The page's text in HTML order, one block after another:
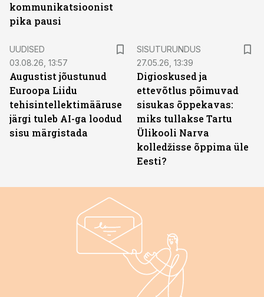
kommunikatsioonist
pika pausi
UUDISED
03.08.26, 13:57
Augustist jõustunud
Euroopa Liidu
tehisintellektimääruse
järgi tuleb AI-ga loodud
sisu märgistada
SISUTURUNDUS
27.05.26, 13:39
Digioskused ja
ettevõtlus põimuvad
sisukas õppekavas:
miks tullakse Tartu
Ülikooli Narva
kolledžisse õppima üle
Eesti?